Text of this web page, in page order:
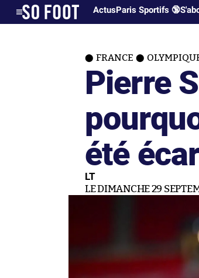
ActusParis Sportifs 🔞
FRANCE
Pierre
été
LT
LE DIMANCHE 29